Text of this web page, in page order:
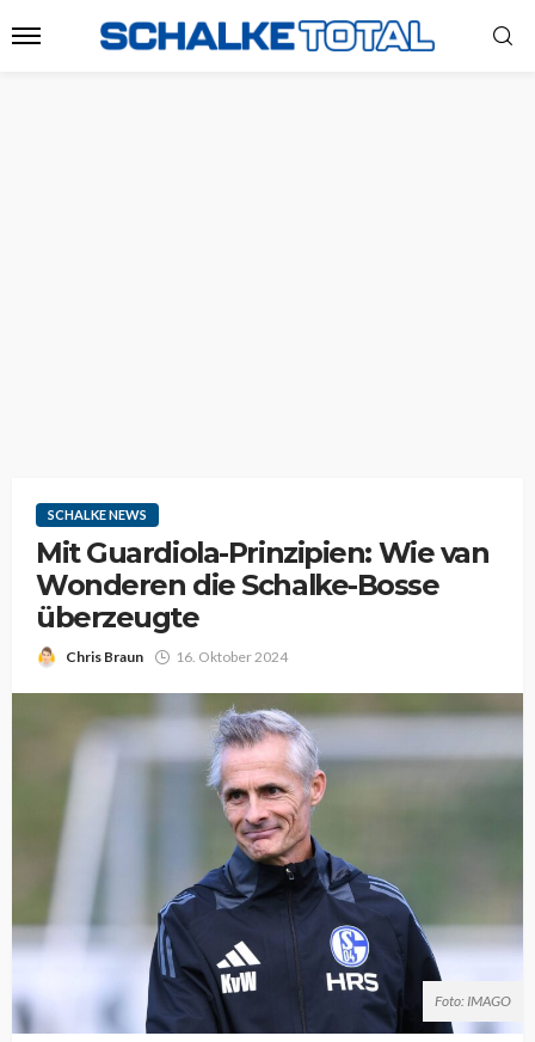
SCHALKE NEWS
Mit Guardiola-Prinzipien: Wie van
Wonderen die Schalke-Bosse
überzeugte
Chris Braun 16. Oktober 2024
Foto: IMAGO